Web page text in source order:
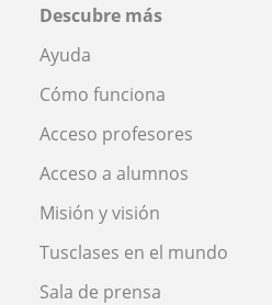
Descubre más
Ayuda
Cómo funciona
Acceso profesores
Acceso a alumnos
Misión y visión
Tusclases en el mundo
Sala de prensa